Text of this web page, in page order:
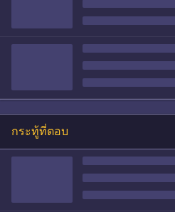
กระทู้ที่ตอบ